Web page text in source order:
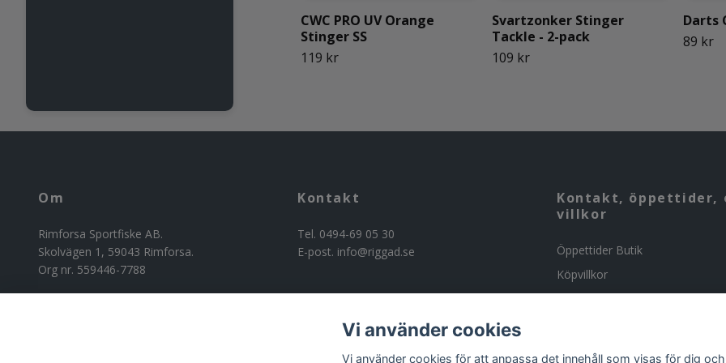
CWC PRO UV Orange
Stinger SS
119 kr
Svartzonker Stinger
Tackle - 2-pack
109 kr
Darts
89 kr
Om
Rimforsa Sportfiske AB.
Skolvägen 1, 59043 Rimforsa.
Org nr. 559446-7788
Kontakt
Tel. 0494-69 05 30
E-post. info@riggad.se
Kontakt, öppettider,
villkor
Öppettider Butik
Köpvillkor
Vi använder cookies
Vi använder cookies för att anpassa det innehåll som visas för dig